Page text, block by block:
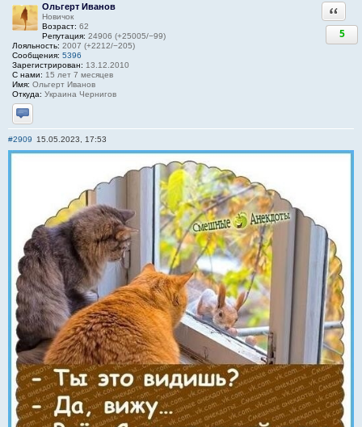
Ольгерт Иванов
Новичок
Возраст: 62
Репутация: 24906 (+25005/−99)
Лояльность: 2007 (+2212/−205)
Сообщения: 5396
Зарегистрирован: 13.12.2010
С нами: 15 лет 7 месяцев
Имя: Ольгерт Иванов
Откуда: Украина Чернигов
Отправить личное сообщение
5
#2909 15.05.2023, 17:53